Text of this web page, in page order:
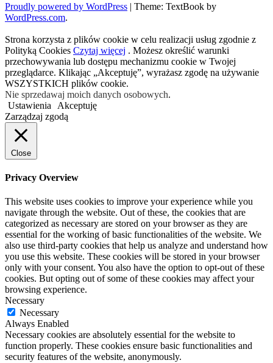
Proudly powered by WordPress | Theme: TextBook by
WordPress.com.
Strona korzysta z plików cookie w celu realizacji usług zgodnie z
Polityką Cookies Czytaj więcej . Możesz określić warunki
przechowywania lub dostępu mechanizmu cookie w Twojej
przeglądarce. Klikając „Akceptuję”, wyrażasz zgodę na używanie
WSZYSTKICH plików cookie.
Nie sprzedawaj moich danych osobowych.
Ustawienia
Akceptuję
Zarządzaj zgodą
Close
Privacy Overview
This website uses cookies to improve your experience while you
navigate through the website. Out of these, the cookies that are
categorized as necessary are stored on your browser as they are
essential for the working of basic functionalities of the website. We
also use third-party cookies that help us analyze and understand how
you use this website. These cookies will be stored in your browser
only with your consent. You also have the option to opt-out of these
cookies. But opting out of some of these cookies may affect your
browsing experience.
Necessary
Necessary
Always Enabled
Necessary cookies are absolutely essential for the website to
function properly. These cookies ensure basic functionalities and
security features of the website, anonymously.